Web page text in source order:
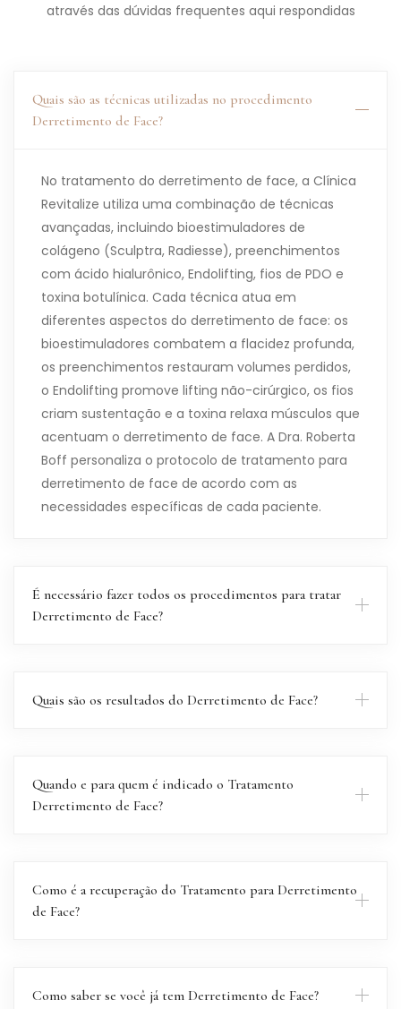
através das dúvidas frequentes aqui respondidas
Quais são as técnicas utilizadas no procedimento
Derretimento de Face?
No tratamento do derretimento de face, a Clínica
Revitalize utiliza uma combinação de técnicas
avançadas, incluindo bioestimuladores de
colágeno (Sculptra, Radiesse), preenchimentos
com ácido hialurônico, Endolifting, fios de PDO e
toxina botulínica. Cada técnica atua em
diferentes aspectos do derretimento de face: os
bioestimuladores combatem a flacidez profunda,
os preenchimentos restauram volumes perdidos,
o Endolifting promove lifting não-cirúrgico, os fios
criam sustentação e a toxina relaxa músculos que
acentuam o derretimento de face. A Dra. Roberta
Boff personaliza o protocolo de tratamento para
derretimento de face de acordo com as
necessidades específicas de cada paciente.
É necessário fazer todos os procedimentos para tratar
Derretimento de Face?
Quais são os resultados do Derretimento de Face?
Quando e para quem é indicado o Tratamento
Derretimento de Face?
Como é a recuperação do Tratamento para Derretimento
de Face?
Como saber se você já tem Derretimento de Face?